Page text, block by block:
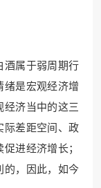
酒属于弱周 期行
绪是宏观经济增
经济当中的这三
际差距空间、政
进经济增长；
的，因此，如今